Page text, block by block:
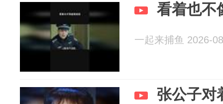
看着也不
一起来捕鱼 2026-
张公子对